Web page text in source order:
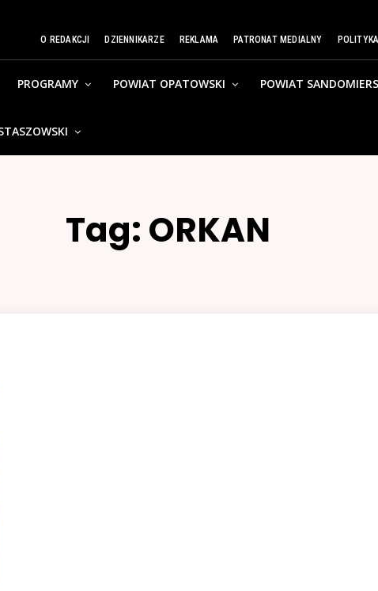
O REDAKCJI DZIENNIKARZE REKLAMA PATRONAT MEDIALNY
PROGRAMY POWIAT OPATOWSKI POWIAT
Tag: ORKAN